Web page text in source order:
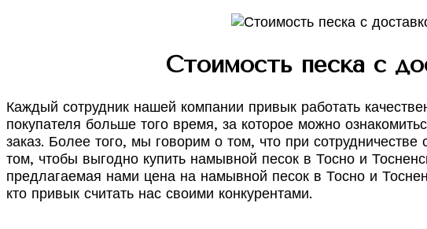
Стоимость песка с
Каждый сотрудник нашей компании привык работать
покупателя больше того время, за которое можно
заказ. Более того, мы говорим о том, что при
том, чтобы выгодно купить намывной песок в Тосно и
предлагаемая нами цена на намывной песок в Тосно и
кто привык считать нас своими конкурентами.